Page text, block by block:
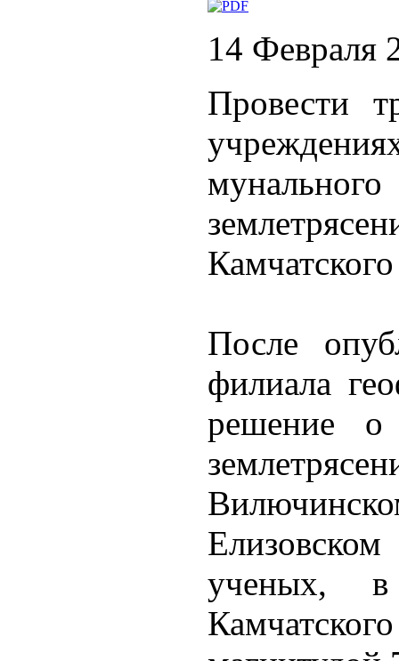
14 Февраля
Провести
После
филиала
решение о
ученых,